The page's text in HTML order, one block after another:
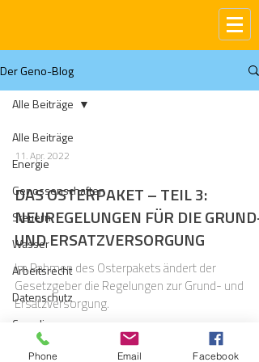
Der Geno-Blog
Alle Beiträge
Energie
Genossenschaften
Steuern
Wasser
Arbeitsrecht
Datenschutz
Compliance
Gas
Alle Beiträge
11. Apr. 2022
DAS OSTERPAKET – TEIL 3:
NEUREGELUNGEN FÜR DIE GRUND-
UND ERSATZVERSORGUNG
Im Rahmen des Osterpakets ändert der
Gesetzgeber die Regelungen zur Grund- und
Ersatzversorgung.
Phone Email Facebook